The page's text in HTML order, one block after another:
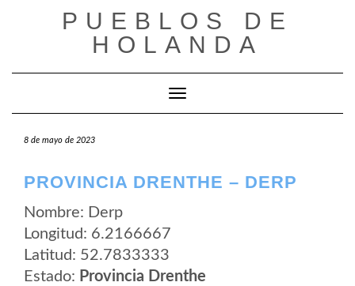
PUEBLOS DE
HOLANDA
Cambiar modo de navegación
8 de mayo de 2023
PROVINCIA DRENTHE – DERP
Nombre: Derp
Longitud: 6.2166667
Latitud: 52.7833333
Estado: Provincia Drenthe